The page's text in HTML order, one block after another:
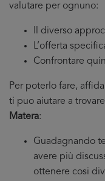
valutare per ognuno:
Il diverso
L’offerta
Confrontare
Per poterlo fare,
ti puo aiutare a
Matera:
Guadagnando
avere più
ottenere cosi